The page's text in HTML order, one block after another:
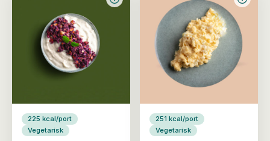
225 kcal/port
Vegetarisk
251 kcal/port
Vegetarisk